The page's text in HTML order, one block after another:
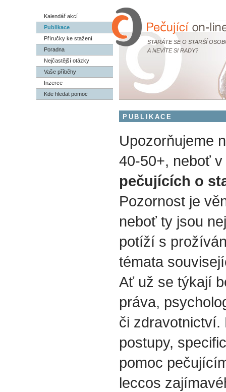
STARÁTE SE O STARŠÍ
A NEVÍTE SI RADY?
Kalendář akcí
Publikace
Příručky ke stažení
Poradna
Nejčastější otázky
Vaše příběhy
Inzerce
Kde hledat pomoc
PUBLIKACE
Upozorňujeme
40-50+, neboť
pečujících o
Pozornost je
neboť ty jsou
potíží s
témata
Ať už se týkají
práva,
či zdravotnictví.
postupy,
pomoc
leccos